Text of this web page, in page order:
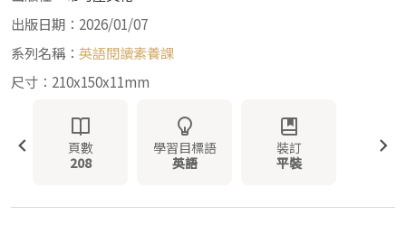
出版日期：2026/01/07
系列名稱： 英語閱讀素養課
尺寸：210x150x11mm
頁數
208
學習目標語
英語
裝訂
平裝